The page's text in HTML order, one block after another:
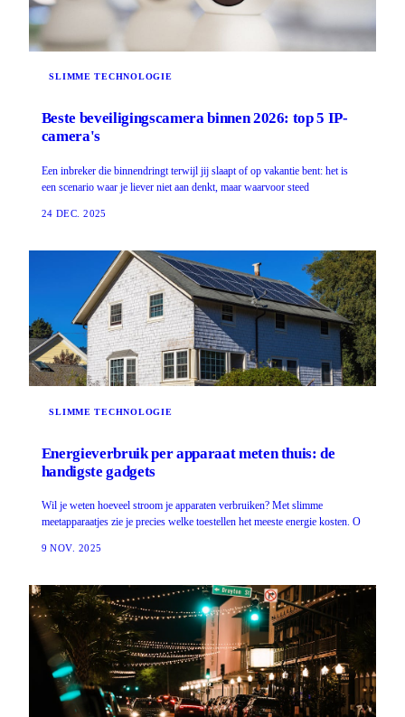
SLIMME TECHNOLOGIE
Beste beveiligingscamera binnen 2026: top 5 IP-
camera's
Een inbreker die binnendringt terwijl jij slaapt of op vakantie bent: het is
een scenario waar je liever niet aan denkt, maar waarvoor steed
24 DEC. 2025
SLIMME TECHNOLOGIE
Energieverbruik per apparaat meten thuis: de
handigste gadgets
Wil je weten hoeveel stroom je apparaten verbruiken? Met slimme
meetapparaatjes zie je precies welke toestellen het meeste energie kosten. O
9 NOV. 2025